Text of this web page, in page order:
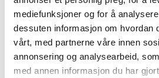
mediefunksjoner og for å
dessuten informasjon om hvordan
vårt, med partnerne våre innen
annonsering og analysearbeid,
med annen informasjon du har
Mest lest| Siste sju